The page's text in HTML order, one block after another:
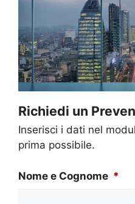
Richiedi un
Inserisci i dati nel
prima possibile.
Nome e Cognome *